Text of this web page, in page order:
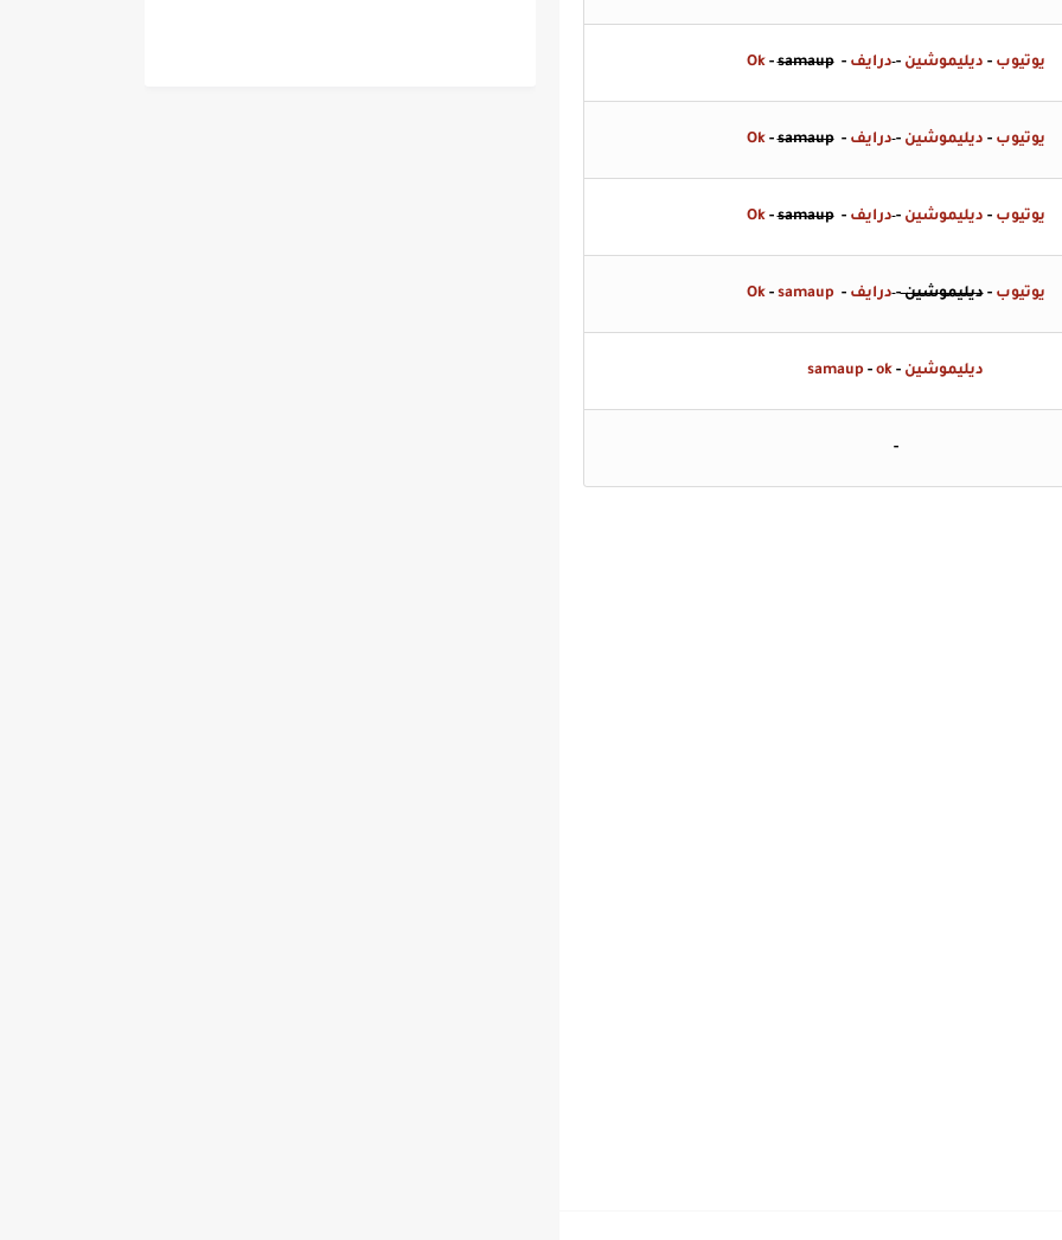
يوتيوب- ديليموشين- درايف-
Ok -samaup
يوتيوب- ديليموشين- درايف-
Ok -samaup
يوتيوب- ديليموشين- درايف-
Ok -samaup
يوتيوب-ديليموشين- درايف-
Ok - samaup
ديليموشين -
samaup - ok
-